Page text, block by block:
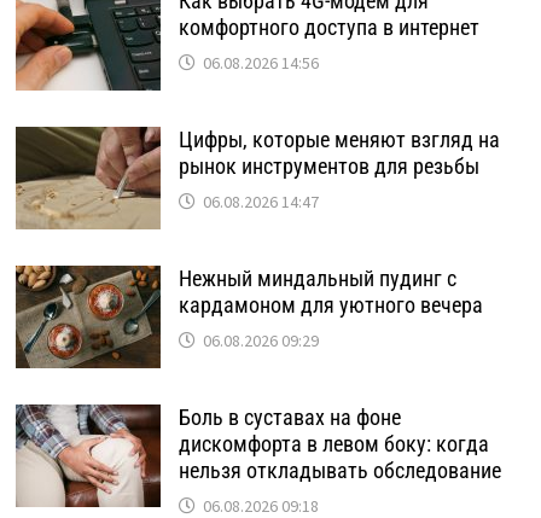
комфортного доступа в интернет
06.08.2026 14:56
Цифры, которые меняют взгляд на
рынок инструментов для резьбы
06.08.2026 14:47
Нежный миндальный пудинг с
кардамоном для уютного вечера
06.08.2026 09:29
Боль в суставах на фоне
дискомфорта в левом боку: когда
нельзя откладывать обследование
06.08.2026 09:18